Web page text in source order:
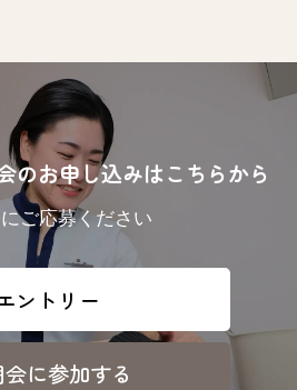
のお申し込みはこちらから
ご応募ください
ントリー
に参加する